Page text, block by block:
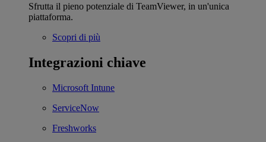
Sfrutta il pieno potenziale di TeamViewer, in un'unica
piattaforma.
Scopri di più
Integrazioni chiave
Microsoft Intune
ServiceNow
Freshworks